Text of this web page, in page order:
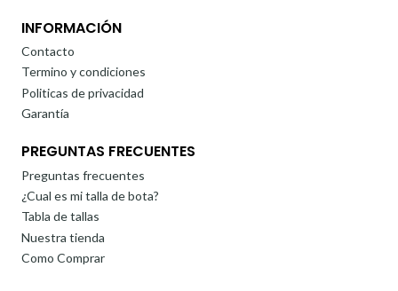
INFORMACIÓN
Contacto
Termino y condiciones
Politicas de privacidad
Garantía
PREGUNTAS FRECUENTES
Preguntas frecuentes
¿Cual es mi talla de bota?
Tabla de tallas
Nuestra tienda
Como Comprar